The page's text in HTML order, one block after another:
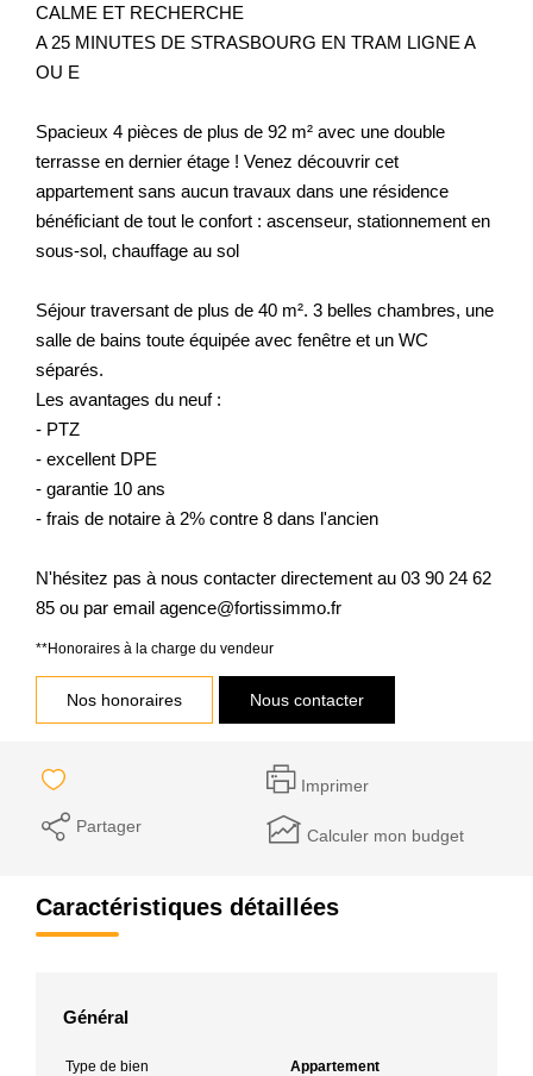
CALME ET RECHERCHE
A 25 MINUTES DE STRASBOURG EN TRAM LIGNE A
OU E
Spacieux 4 pièces de plus de 92 m² avec une double
terrasse en dernier étage ! Venez découvrir cet
appartement sans aucun travaux dans une résidence
bénéficiant de tout le confort : ascenseur, stationnement en
sous-sol, chauffage au sol
Séjour traversant de plus de 40 m². 3 belles chambres, une
salle de bains toute équipée avec fenêtre et un WC
séparés.
Les avantages du neuf :
- PTZ
- excellent DPE
- garantie 10 ans
- frais de notaire à 2% contre 8 dans l'ancien
N'hésitez pas à nous contacter directement au 03 90 24 62
85 ou par email agence@fortissimmo.fr
**Honoraires à la charge du vendeur
Nos honoraires Nous contacter
Imprimer
Partager Calculer mon budget
Caractéristiques détaillées
Général
Type de bien Appartement